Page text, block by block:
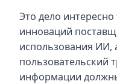
Это дело
инноваций
использования ИИ,
пользовательский
информации